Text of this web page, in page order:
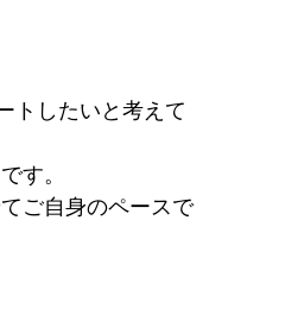
トしたいと考えて
す。
ご自身のペースで